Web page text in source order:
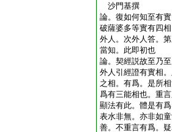
沙門基撰
論。復如何知至有
破薩婆多等實有四
外人。次外人答。
當知。此即初也
論。契經説故至乃
外人引經證有實相
之相。有爲。是所
爲有三能相也。重
顯法有此。體是有
表水非無。亦非如
善。不重言有爲。